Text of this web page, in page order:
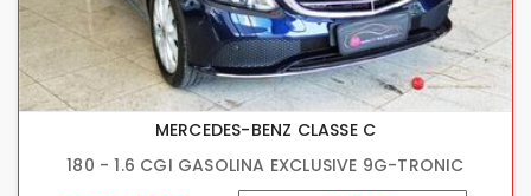
MERCEDES-BENZ CLASSE C
180 - 1.6 CGI GASOLINA EXCLUSIVE 9G-TRONIC